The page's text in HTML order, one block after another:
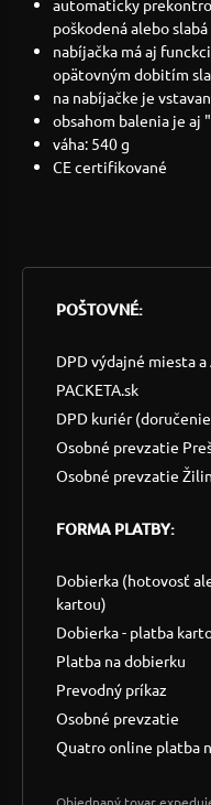
automaticky
poškodená alebo slabá
nabíjačka má aj
opätovným dobitím
na nabíjačke je
obsahom balenia je aj
váha: 540 g
CE certifikované
POŠTOVNÉ:
DPD výdajné miesta a
PACKETA.sk
DPD kuriér
Osobné prevzatie
Osobné prevzatie
FORMA PLATBY:
Dobierka (hotovosť
kartou)
Dobierka - platba
Platba na dobierku
Prevodný príkaz
Osobné prevzatie
Quatro online platba